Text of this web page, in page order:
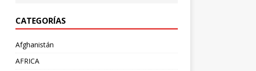
CATEGORÍAS
Afghanistán
AFRICA